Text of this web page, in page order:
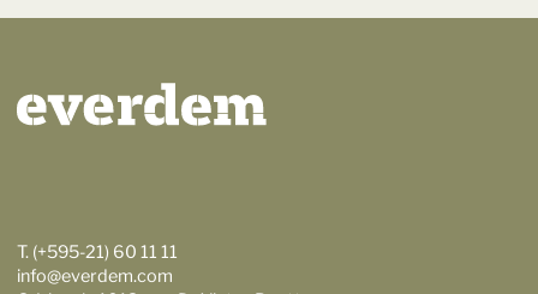
T. (+595-21) 60 11 11
info@everdem.com